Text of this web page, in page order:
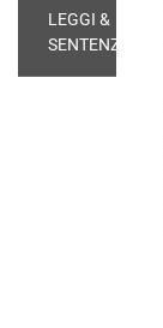
LEGGI &
SENTENZE